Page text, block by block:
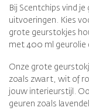
Bij Scentchips vind
uitvoeringen. Kies
grote geurstokjes
met 400 ml geurolie
Onze grote
zoals zwart, wit of
jouw interieurstijl.
geuren zoals